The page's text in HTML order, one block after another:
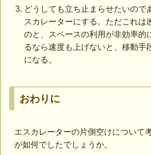
どうしても立ち止まらせたいので
スカレーターにする。ただこれは
のと、スペースの利用が非効率的
るなら速度も上げないと、移動手
になる。
おわりに
エスカレーターの片側空けについて
が如何でしたでしょうか。